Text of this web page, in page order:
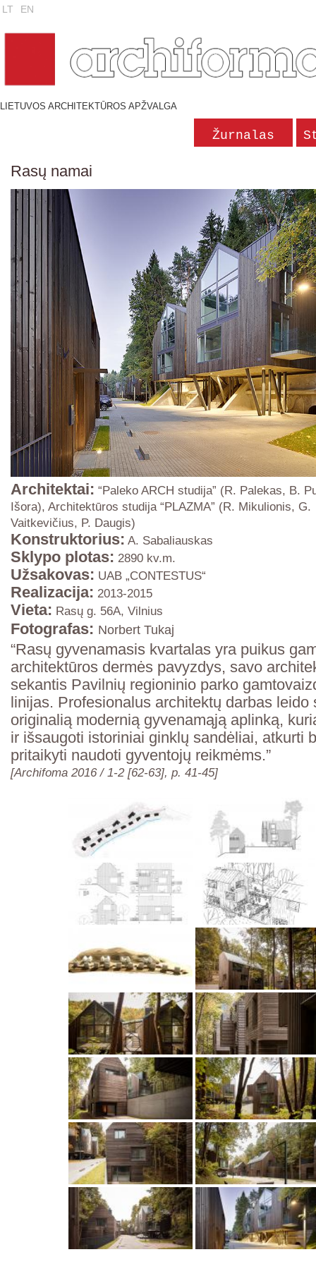
LT EN
LIETUVOS ARCHITEKTŪROS APŽVALGA
Žurnalas
Rasų namai
Architektai: “Paleko ARCH studija” (R. Palekas, B.
Išora), Architektūros studija “PLAZMA” (R. Mikulionis, G.
Vaitkevičius, P. Daugis)
Konstruktorius: A. Sabaliauskas
Sklypo plotas: 2890 kv.m.
Užsakovas: UAB „CONTESTUS“
Realizacija: 2013-2015
Vieta: Rasų g. 56A, Vilnius
Fotografas: Norbert Tukaj
“Rasų gyvenamasis kvartalas yra puikus
architektūros dermės pavyzdys, savo
sekantis Pavilnių regioninio parko
linijas. Profesionalus architektų darbas leido
originalią modernią gyvenamąją aplinką,
ir išsaugoti istoriniai ginklų sandėliai, atkurti
pritaikyti naudoti gyventojų reikmėms.”
[Archifoma 2016 / 1-2 [62-63], p. 41-45]